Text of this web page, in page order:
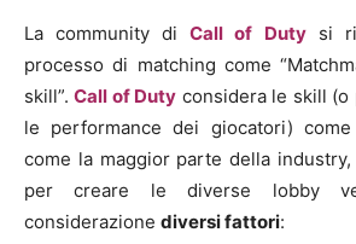
La community diCall of Dutysi
processo di matching come
skill”.Call of Duty considera le skill (o
le performance dei giocatori) come
come la maggior parte della
per creare le diverse lobby
considerazione diversi fattori: